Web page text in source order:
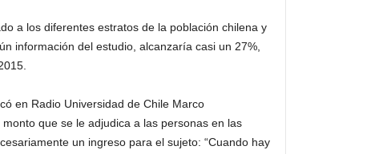
a los diferentes estratos de la población chilena y
información del estudio, alcanzaría casi un 27%,
en Radio Universidad de Chile Marco
que se le adjudica a las personas en las
un ingreso para el sujeto: “Cuando hay